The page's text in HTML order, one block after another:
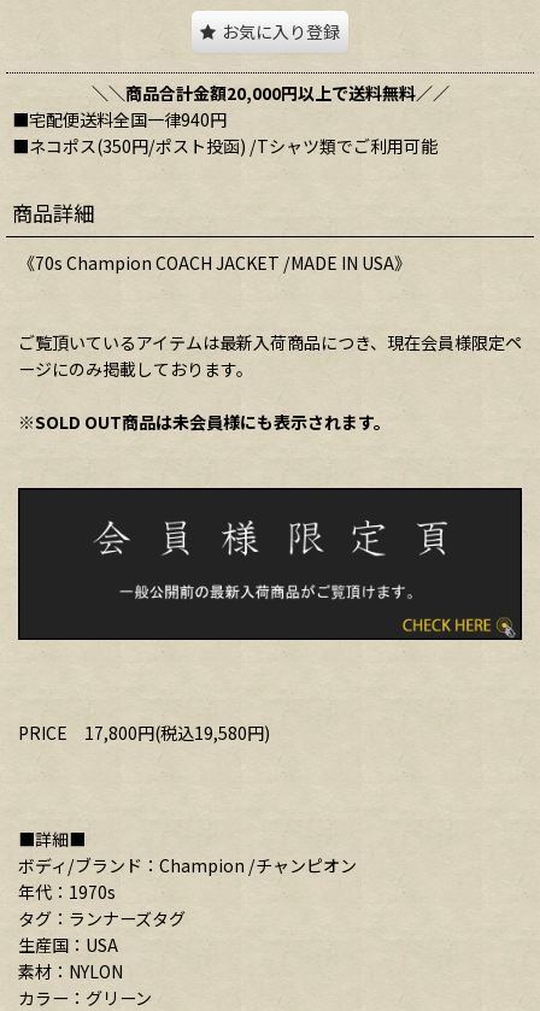
お気に入り登録
＼＼商品合計金額20,000円以上で送料無料／／
■宅配便送料全国一律940円
■ネコポス(350円/ポスト投函) /Tシャツ類でご利用可能
商品詳細
《70s Champion COACH JACKET /MADE IN USA》
ご覧頂いているアイテムは最新入荷商品につき、現在会員様限定ペ
ージにのみ掲載しております。
※SOLD OUT商品は未会員様にも表示されます。
PRICE 17,800円(税込19,580円)
■詳細■
ボディ/ブランド：Champion /チャンピオン
年代：1970s
タグ：ランナーズタグ
生産国：USA
素材：NYLON
カラー：グリーン